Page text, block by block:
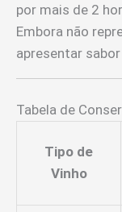
por mais de 2
Embora não
apresentar
Tabela de
Tipo de
Vinho